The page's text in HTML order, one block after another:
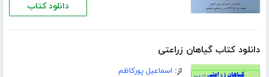
دانلود کتاب
دانلود کتاب گیاهان زراعتی
از: اسماعیل پورکاظم